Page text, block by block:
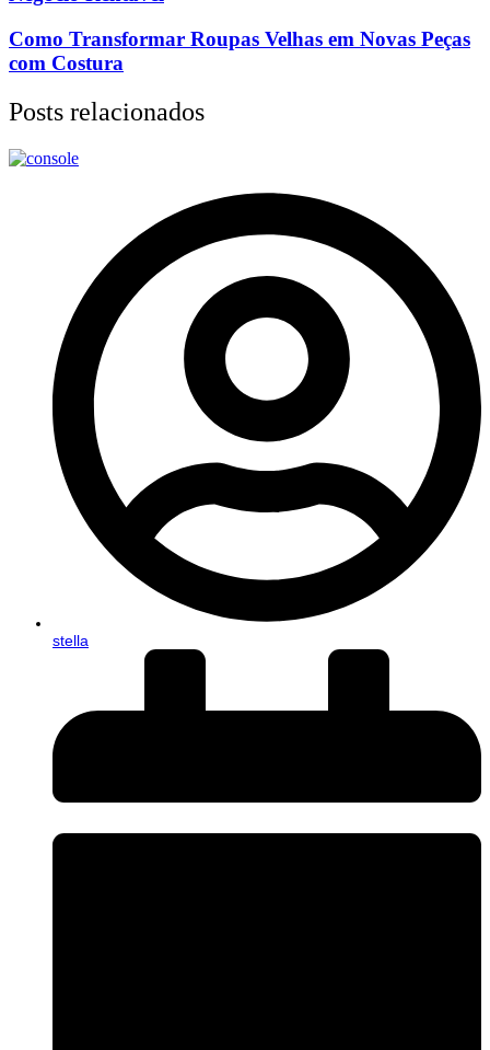
Como Transformar Roupas Velhas em Novas Peças
com Costura
Posts relacionados
stella